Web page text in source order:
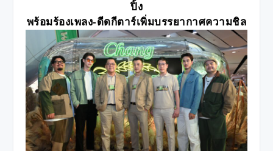
ปิ้ง
พร้อมร้องเพลง-ดีดกีตาร์เพิ่มบรรยากาศความชิล